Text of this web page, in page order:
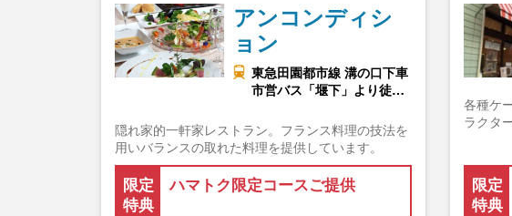
アンコンディシ
ョン
東急田園都市線 溝の口下車
市営バス「堰下」より徒…
隠れ家的一軒家レストラン。フランス料理の技法を
用いバランスの取れた料理を提供しています。
限定
特典
ハマトク限定コースご提供
各種ケ
ラクタ
限定
特典